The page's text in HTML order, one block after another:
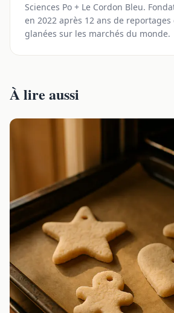
Sciences Po + Le Cordon Bleu.
en 2022 après 12 ans de
glanées sur les marchés du monde.
À lire aussi